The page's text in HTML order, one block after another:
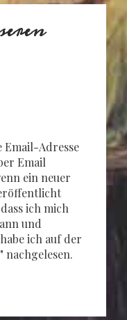
Email-Adresse
Email
ein neuer
ich mich
und
ich auf der
nachgelesen.